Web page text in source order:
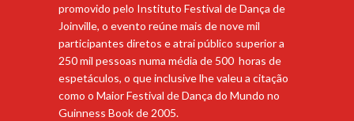
promovido pelo Instituto Festival de Dança de
Joinville, o evento reúne mais de nove mil
participantes diretos e atrai público superior a
250 mil pessoas numa média de 500 horas de
espetáculos, o que inclusive lhe valeu a citação
como o Maior Festival de Dança do Mundo no
Guinness Book de 2005.